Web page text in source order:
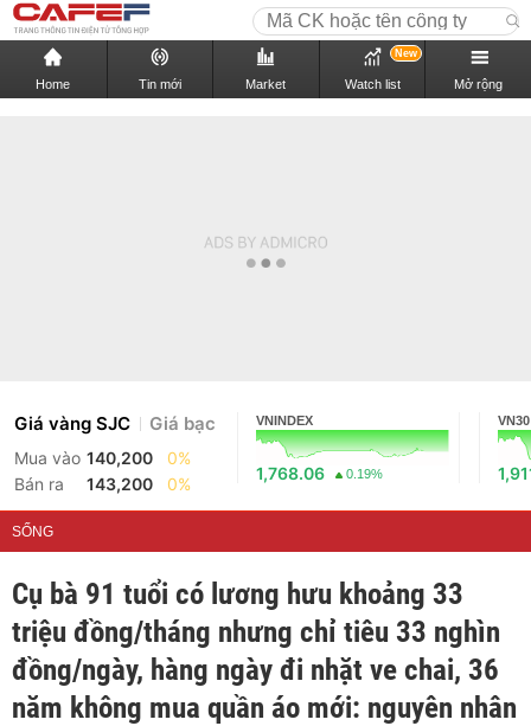
Home Tin mới Market Watch list
New
Mở rộng
Giá vàng SJC Giá bạc
Mua vào 140,200
0%
Bán ra
143,200 0%
VNINDEX
1,768.06 0.19%
VN30
SỐNG
Cụ bà 91 tuổi có lương hưu khoảng 33
triệu đồng/tháng nhưng chỉ tiêu 33 nghìn
đồng/ngày, hàng ngày đi nhặt ve chai, 36
năm không mua quần áo mới: nguyên nhân